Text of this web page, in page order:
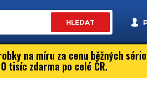
HLEDAT
na míru za cenu běžných
tisíc zdarma po celé ČR.